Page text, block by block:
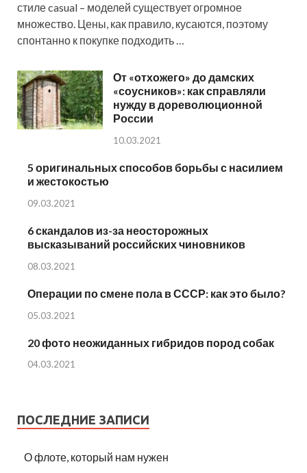
стиле casual – моделей существует огромное
множество. Цены, как правило, кусаются, поэтому
спонтанно к покупке подходить …
От «отхожего» до дамских
«соусников»: как справляли
нужду в дореволюционной
России
10.03.2021
5 оригинальных способов борьбы с насилием
и жестокостью
09.03.2021
6 скандалов из-за неосторожных
высказываний российских чиновников
08.03.2021
Операции по смене пола в СССР: как это было?
05.03.2021
20 фото неожиданных гибридов пород собак
04.03.2021
ПОСЛЕДНИЕ ЗАПИСИ
О флоте, который нам нужен